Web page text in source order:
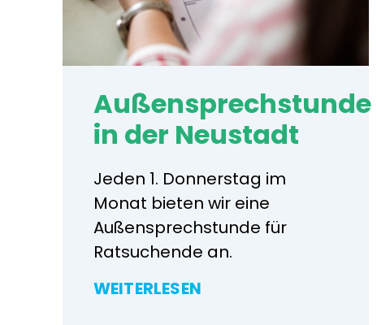
Außensprechstunde
in der Neustadt
Jeden 1. Donnerstag im
Monat bieten wir eine
Außensprechstunde für
Ratsuchende an.
WEITERLESEN